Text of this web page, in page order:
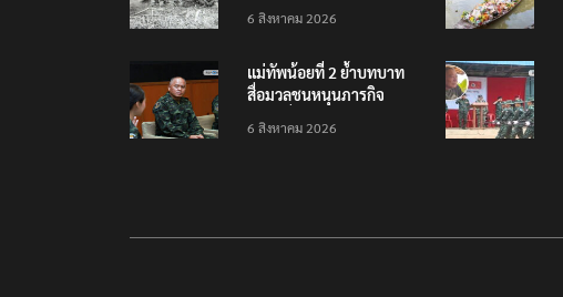
บังเอิญ ไม่เข้าข่าย ‘เสือ
6 สิงหาคม 2026
แม่ทัพน้อยที่ 2 ย้ำบทบาท
สื่อมวลชนหนุนภารกิจ
6 สิงหาคม 2026